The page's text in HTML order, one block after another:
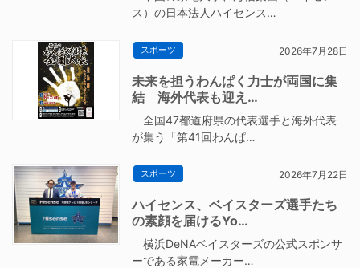
ス）の日本法人ハイセンス…
スポーツ 2026年7月28日
未来を担うわんぱく力士が両国に集
結 海外代表も迎え…
全国47都道府県の代表選手と海外代表
が集う「第41回わんぱ…
スポーツ 2026年7月22日
ハイセンス、ベイスターズ選手たち
の素顔を届けるYo…
横浜DeNAベイスターズの公式スポンサ
ーである家電メーカー…